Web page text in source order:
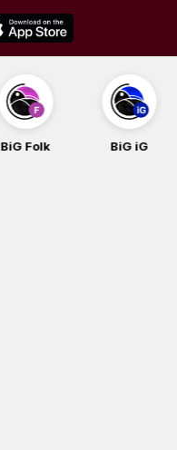
BiG Folk BiG iG